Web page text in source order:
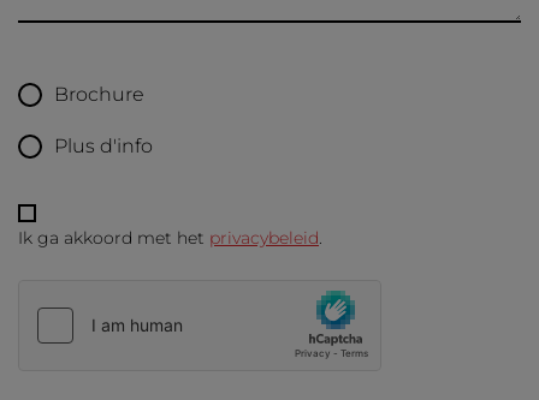
Brochure
Plus d'info
Ik ga akkoord met het privacybeleid.